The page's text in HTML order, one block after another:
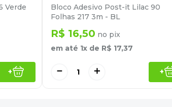
Verde
+
Bloco Adesivo Post-it Lilac 90
Folhas 217 3m - BL
R$ 16,50 no pix
em até 1x de R$ 17,37
＋
－ +